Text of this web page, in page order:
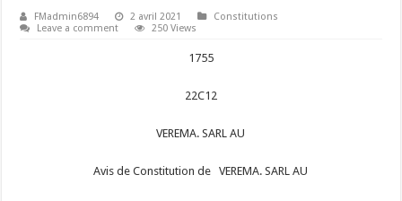
FMadmin6894 2 avril 2021
Constitutions
Leave a comment
250 Views
1755
22C12
VEREMA. SARL AU
Avis de Constitution de VEREMA. SARL AU